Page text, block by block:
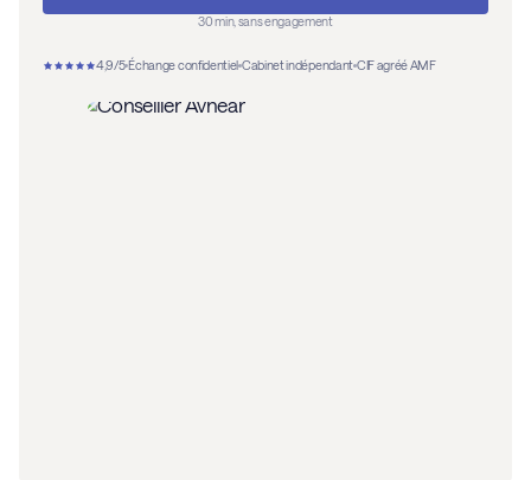
30 min, sans engagement
4,9/5 Échange confidentiel Cabinet indépendant CIF agréé AMF